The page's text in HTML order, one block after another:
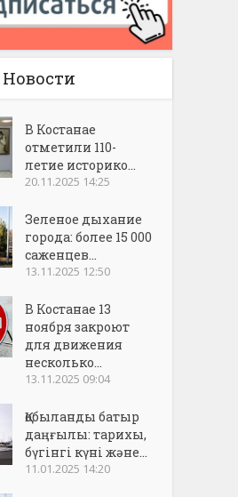
Новости
В Костанае
отметили 110-
летие историко...
20.11.2025 14:25
Зеленое дыхание
города: более 15 000
саженцев...
13.11.2025 12:50
В Костанае 13
ноября закроют
для движения
несколько...
13.11.2025 09:04
Қобыланды батыр
даңғылы: тарихы,
бүгінгі күні және...
11.01.2025 14:20